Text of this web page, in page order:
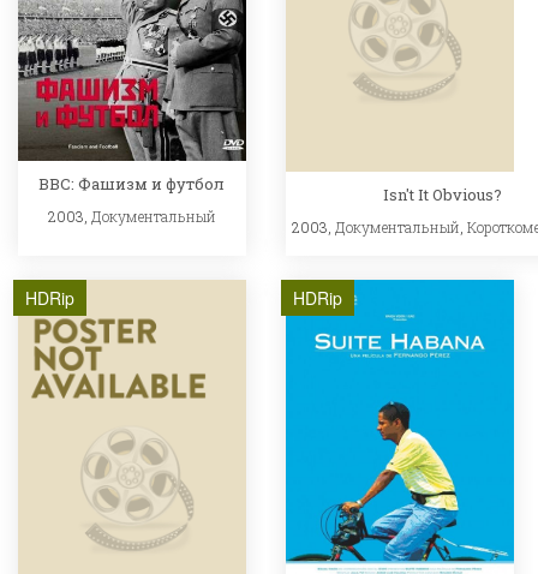
BBC: Фашизм и футбол
2003, Документальный
Isn't It Obvious?
2003,Документальный,
HDRip HDRip